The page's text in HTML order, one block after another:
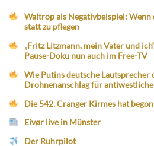
Waltrop als Negativbeispiel: Wenn
statt zu pflegen
„Fritz Litzmann, mein Vater und
Pause-Doku nun auch im Free-TV
Wie Putins deutsche Lautsprecher
Drohnenanschlag für
Die 542. Cranger Kirmes hat
Eivør live in Münster
Der Ruhrpilot